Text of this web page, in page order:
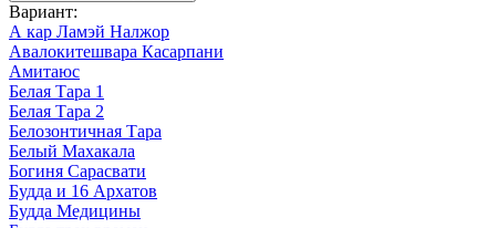
Вариант:
А кар Ламэй Налжор
Авалокитешвара Касарпани
Амитаюс
Белая Тара 1
Белая Тара 2
Белозонтичная Тара
Белый Махакала
Богиня Сарасвати
Будда и 16 Архатов
Будда Медицины